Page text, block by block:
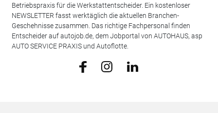
Betriebspraxis für die Werkstattentscheider. Ein kostenloser
NEWSLETTER fasst werktäglich die aktuellen Branchen-
Geschehnisse zusammen. Das richtige Fachpersonal finden
Entscheider auf autojob.de, dem Jobportal von AUTOHAUS, asp
AUTO SERVICE PRAXIS und Autoflotte.